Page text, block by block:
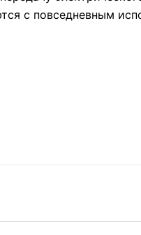
с повседневным